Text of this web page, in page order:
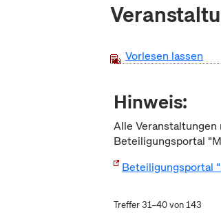
Vorlesen lassen
Hinweis:
Alle
Beteiligungsportal
Beteiligungsportal
Treffer 31–40 von 143